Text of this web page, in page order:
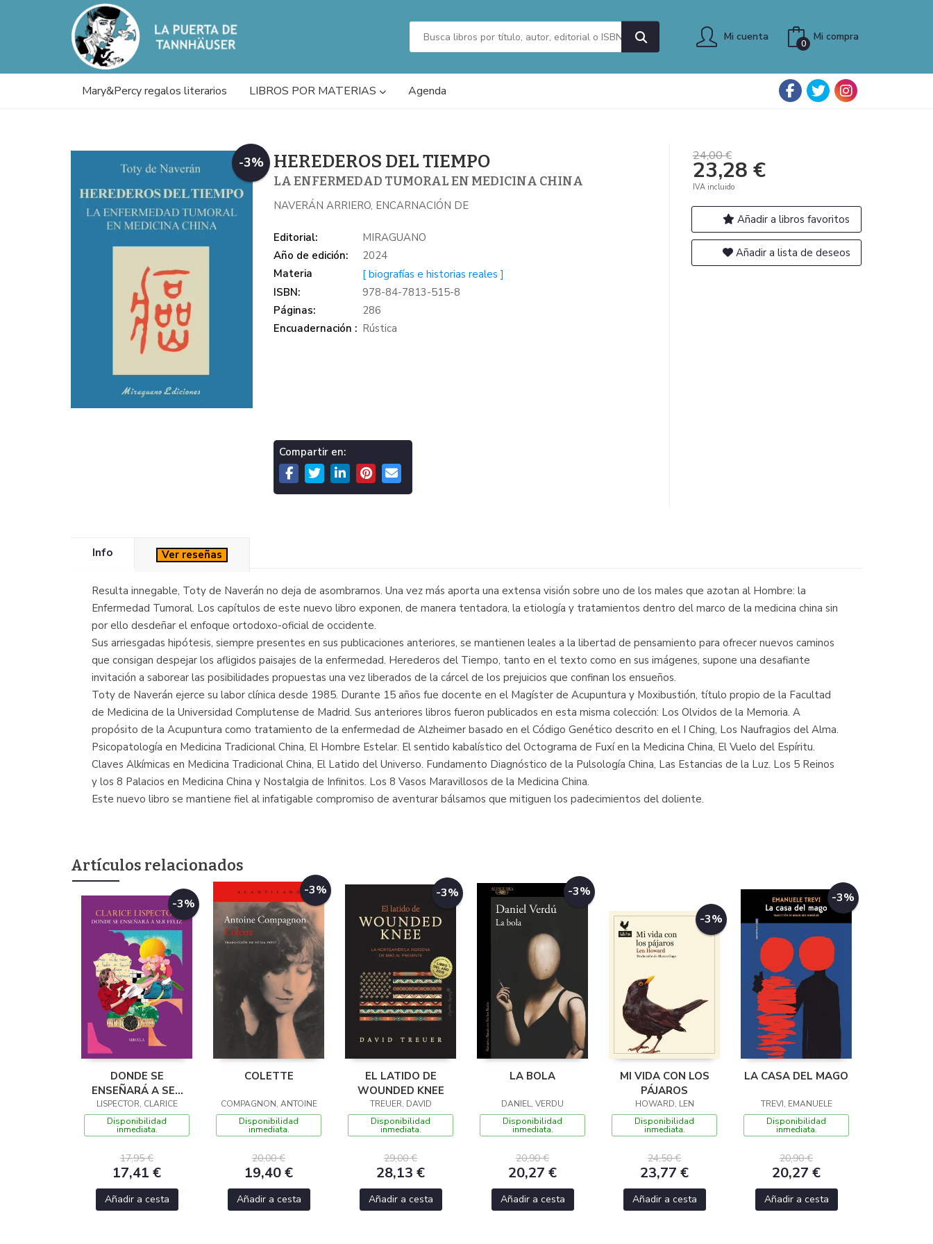
Mi cuenta Mi compra
0
Mary&Percy regalos literarios LIBROS POR MATERIAS Agenda
-3% HEREDEROS DEL TIEMPO
LA ENFERMEDAD TUMORAL EN MEDICINA CHINA
NAVERÁN ARRIERO, ENCARNACIÓN DE
Editorial:
MIRAGUANO
Año de edición:
2024
Materia
[ biografías e historias reales ]
ISBN:
978-84-7813-515-8
Páginas:
286
Encuadernación : Rústica
Compartir en:
24,00 €
23,28 €
IVA incluido
Añadir a libros favoritos
Añadir a lista de deseos
Info Ver reseñas
Resulta innegable, Toty de Naverán no deja de asombrarnos. Una vez más aporta una extensa visión sobre uno de los males que azotan al Hombre: la
Enfermedad Tumoral. Los capítulos de este nuevo libro exponen, de manera tentadora, la etiología y tratamientos dentro del marco de la medicina china sin
por ello desdeñar el enfoque ortodoxo-oficial de occidente.
Sus arriesgadas hipótesis, siempre presentes en sus publicaciones anteriores, se mantienen leales a la libertad de pensamiento para ofrecer nuevos caminos
que consigan despejar los afligidos paisajes de la enfermedad. Herederos del Tiempo, tanto en el texto como en sus imágenes, supone una desafiante
invitación a saborear las posibilidades propuestas una vez liberados de la cárcel de los prejuicios que confinan los ensueños.
Toty de Naverán ejerce su labor clínica desde 1985. Durante 15 años fue docente en el Magíster de Acupuntura y Moxibustión, título propio de la Facultad
de Medicina de la Universidad Complutense de Madrid. Sus anteriores libros fueron publicados en esta misma colección: Los Olvidos de la Memoria. A
propósito de la Acupuntura como tratamiento de la enfermedad de Alzheimer basado en el Código Genético descrito en el I Ching, Los Naufragios del Alma.
Psicopatología en Medicina Tradicional China, El Hombre Estelar. El sentido kabalístico del Octograma de Fuxí en la Medicina China, El Vuelo del Espíritu.
Claves Alkímicas en Medicina Tradicional China, El Latido del Universo. Fundamento Diagnóstico de la Pulsología China, Las Estancias de la Luz. Los 5 Reinos
y los 8 Palacios en Medicina China y Nostalgia de Infinitos. Los 8 Vasos Maravillosos de la Medicina China.
Este nuevo libro se mantiene fiel al infatigable compromiso de aventurar bálsamos que mitiguen los padecimientos del doliente.
Artículos relacionados
-3%
DONDE SE
ENSEÑARÁ A SER
FELIZ
LISPECTOR, CLARICE
Disponibilidad
inmediata.
17,95 €
17,41 €
Añadir a cesta
-3%
COLETTE
COMPAGNON, ANTOINE
Disponibilidad
inmediata.
20,00 €
19,40 €
Añadir a cesta
-3%
EL LATIDO DE
WOUNDED KNEE
TREUER, DAVID
Disponibilidad
inmediata.
29,00 €
28,13 €
Añadir a cesta
-3%
LA BOLA
DANIEL, VERDU
Disponibilidad
inmediata.
20,90 €
20,27 €
Añadir a cesta
-3%
MI VIDA CON LOS
PÁJAROS
HOWARD, LEN
Disponibilidad
inmediata.
24,50 €
23,77 €
Añadir a cesta
-3%
LA CASA DEL MAGO
TREVI, EMANUELE
Disponibilidad
inmediata.
20,90 €
20,27 €
Añadir a cesta